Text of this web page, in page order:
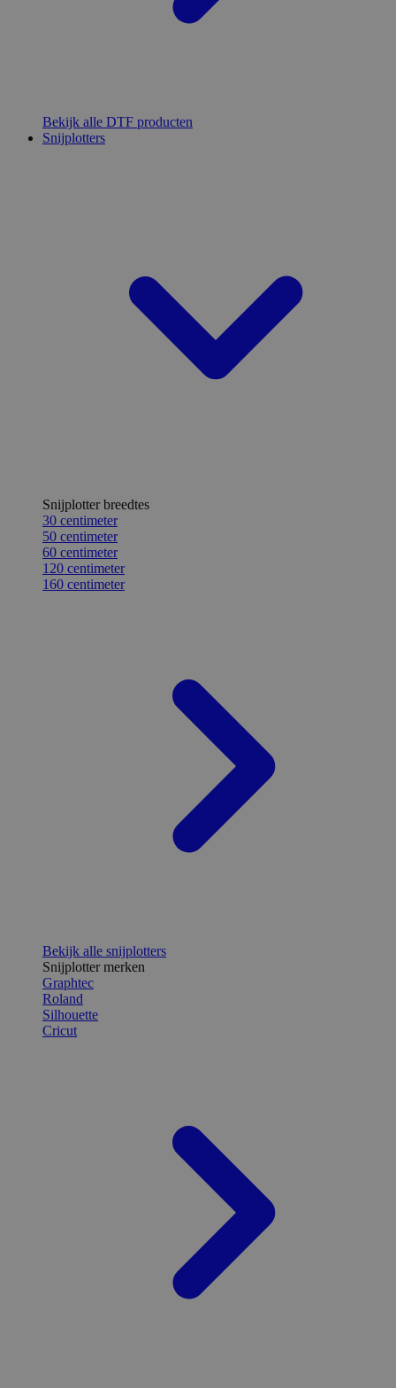
Bekijk alle DTF producten
Snijplotters
Snijplotter breedtes
30 centimeter
50 centimeter
60 centimeter
120 centimeter
160 centimeter
Bekijk alle snijplotters
Snijplotter merken
Graphtec
Roland
Silhouette
Cricut